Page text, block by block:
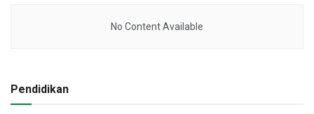
No Content Available
Pendidikan